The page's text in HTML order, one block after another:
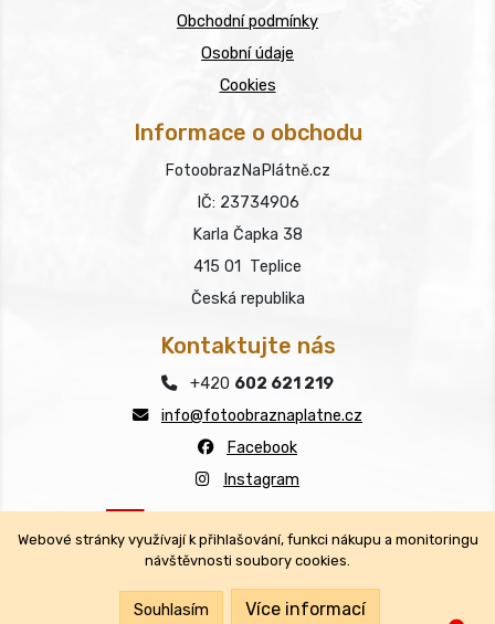
Kontaktujte nás
+420 602 621 219
info@fotoobraznaplatne.cz
Facebook
Instagram
Všechna práva vyhrazena.
Obchodní podmínky
Osobní údaje
Cookies
Informace o obchodu
FotoobrazNaPlátně.cz
IČ: 23734906
Karla Čapka 38
415 01 Teplice
Česká republika
Webové stránky využívají k přihlašování, funkci nákupu a monitoringu
návštěvnosti soubory cookies.
Souhlasím Více informací